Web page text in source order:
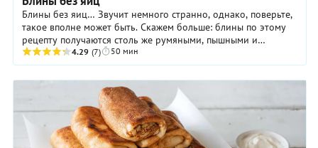
Блины без яиц… Звучит немного странно, однако, поверьте,
такое вполне может быть. Скажем больше: блины по этому
рецепту получаются столь же румяными, пышными и
нежными, как и любые другие. А еще они ...
4.29 (7) 50 мин